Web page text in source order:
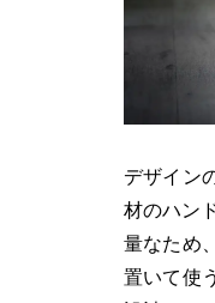
デザイン
材のハン
量なため
置いて使